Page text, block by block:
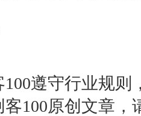
100遵守行业规则
100原创文章